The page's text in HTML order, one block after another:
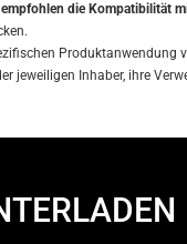
die Kompatibilität
Produktanwendung
jeweiligen Inhaber, ihre